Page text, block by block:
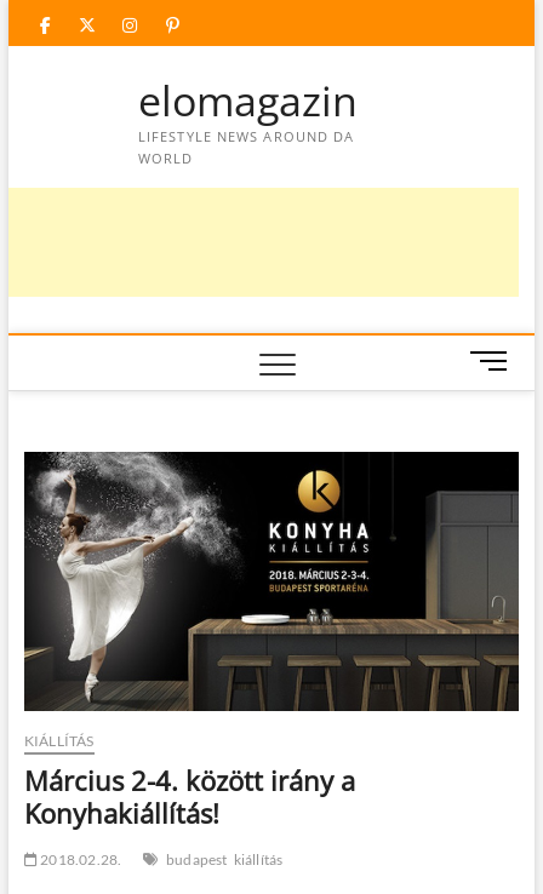
facebooktwitter
instagram
googleplus
pinterest
elomagazin
LIFESTYLE NEWS AROUND DA
WORLD
M
e
u
KIÁLLÍTÁS
Március 2-4. között irány a
Konyhakiállítás!
2018.02.28. budapest kiállítás